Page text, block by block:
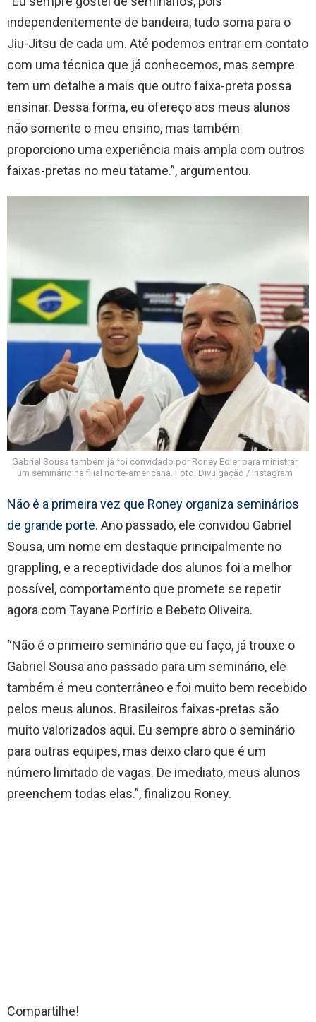
independentemente de bandeira, tudo soma para o
Jiu-Jitsu de cada um. Até podemos entrar em contato
com uma técnica que já conhecemos, mas sempre
tem um detalhe a mais que outro faixa-preta possa
ensinar. Dessa forma, eu ofereço aos meus alunos
não somente o meu ensino, mas também
proporciono uma experiência mais ampla com outros
faixas-pretas no meu tatame.”, argumentou.
Gabriel Sousa também já foi convidado por Roney Edler para ministrar
um seminário na filial norte-americana. Foto: Divulgação / Instagram
Não é a primeira vez que Roney organiza seminários
de grande porte. Ano passado, ele convidou Gabriel
Sousa, um nome em destaque principalmente no
grappling, e a receptividade dos alunos foi a melhor
possível, comportamento que promete se repetir
agora com Tayane Porfírio e Bebeto Oliveira.
“Não é o primeiro seminário que eu faço, já trouxe o
Gabriel Sousa ano passado para um seminário, ele
também é meu conterrâneo e foi muito bem recebido
pelos meus alunos. Brasileiros faixas-pretas são
muito valorizados aqui. Eu sempre abro o seminário
para outras equipes, mas deixo claro que é um
número limitado de vagas. De imediato, meus alunos
preenchem todas elas.”, finalizou Roney.
Compartilhe!